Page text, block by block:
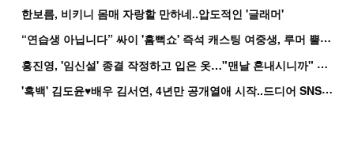
한보름, 비키니 몸매 자랑할 만하네..압도적인 '글래머'
“
연습생 아닙니다” 싸이 '흠뻑쇼' 즉석 캐스팅 여중생, 루머 뿔났다[Oh!쎈 이...
홍
진영, '임신설' 종결 작정하고 입은 옷…"맨날 혼내시니까" 억울
'
흑백' 김도윤♥배우 김서연, 4년만 공개열애 시작..드디어 SNS에 노출 [핫피...